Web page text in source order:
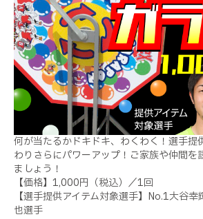
何が当たるかドキドキ、わくわく！選手提
わりさらにパワーアップ！ご家族や仲間を
ましょう！
【価格】 1,000円（税込）／1回
【選手提供アイテム対象選手】 No.1大谷幸
也選手